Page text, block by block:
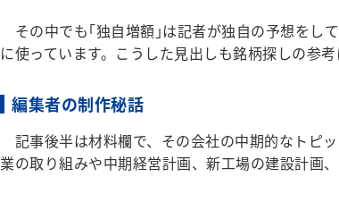
その中でも｢独自増額｣は記者が独自の予想をし
に使っています。こうした見出しも銘柄探しの参考
編集者の制作秘話
記事後半は材料欄で、その会社の中期的なトピ
業の取り組みや中期経営計画、新工場の建設計画